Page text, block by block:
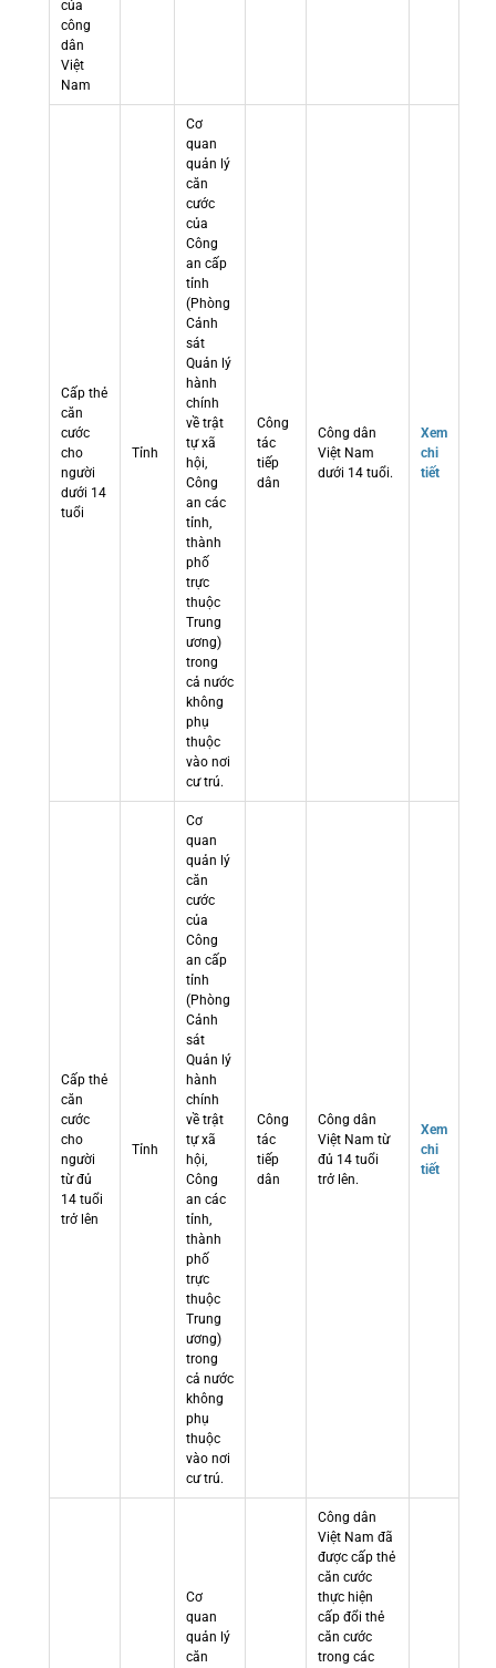
của
công
dân
Việt
Nam
Cấp thẻ
căn
cước
cho
người
dưới 14
tuổi
Tỉnh
Cơ
quan
quản lý
căn
cước
của
Công
an cấp
tỉnh
(Phòng
Cảnh
sát
Quản lý
hành
chính
về trật
tự xã
hội,
Công
an các
tỉnh,
thành
phố
trực
thuộc
Trung
ương)
trong
cả nước
không
phụ
thuộc
vào nơi
cư trú.
Công
tác
tiếp
dân
Công dân
Việt Nam
dưới 14 tuổi.
Xem
chi
tiết
Cấp thẻ
căn
cước
cho
người
từ đủ
14 tuổi
trở lên
Tỉnh
Cơ
quan
quản lý
căn
cước
của
Công
an cấp
tỉnh
(Phòng
Cảnh
sát
Quản lý
hành
chính
về trật
tự xã
hội,
Công
an các
tỉnh,
thành
phố
trực
thuộc
Trung
ương)
trong
cả nước
không
phụ
thuộc
vào nơi
cư trú.
Công
tác
tiếp
dân
Công dân
Việt Nam từ
đủ 14 tuổi
trở lên.
Xem
chi
tiết
Cơ
quan
quản lý
căn
Công dân
Việt Nam đã
được cấp thẻ
căn cước
thực hiện
cấp đổi thẻ
căn cước
trong các